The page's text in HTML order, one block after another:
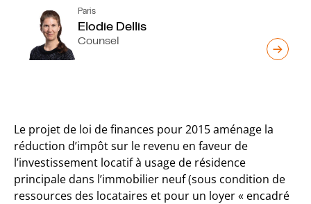
Paris
Elodie Dellis
Counsel
Le projet de loi de finances pour 2015 aménage la
réduction d’impôt sur le revenu en faveur de
l’investissement locatif à usage de résidence
principale dans l’immobilier neuf (sous condition de
ressources des locataires et pour un loyer « encadré